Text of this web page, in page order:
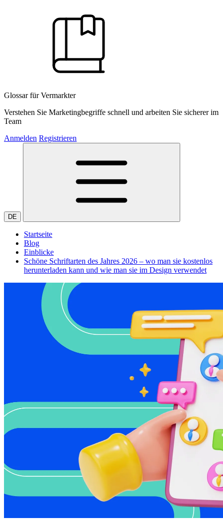
Glossar für Vermarkter
Verstehen Sie Marketingbegriffe schnell und arbeiten Sie sicherer im
Team
Anmelden Registrieren
DE
Startseite
Blog
Einblicke
Schöne Schriftarten des Jahres 2026 – wo man sie kostenlos
herunterladen kann und wie man sie im Design verwendet